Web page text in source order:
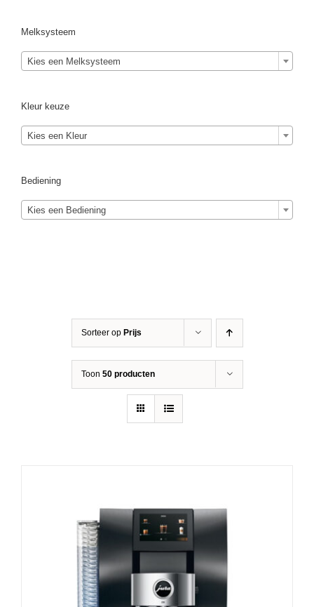
Sorteer op Prijs
Toon 50 producten
Melksysteem
Kies een Melksysteem
Kleur keuze
Kies een Kleur
Bediening
Kies een Bediening